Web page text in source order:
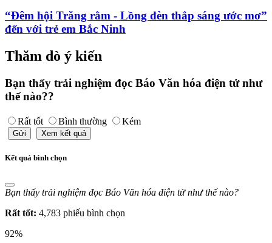
“Đêm hội Trăng rằm - Lồng đèn thắp sáng ước mơ”
đến với trẻ em Bắc Ninh
Thăm dò ý kiến
Bạn thấy trải nghiệm đọc Báo Văn hóa điện tử như
thế nào??
Rất tốt Bình thường Kém
Gửi Xem kết quả
Kết quả bình chọn
Bạn thấy trải nghiệm đọc Báo Văn hóa điện tử như thế nào?
Rất tốt: 4,783 phiếu bình chọn
92%